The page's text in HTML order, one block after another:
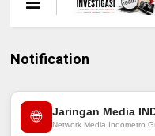
Notification
🌐 Jaringan Media
Network Media Indometro